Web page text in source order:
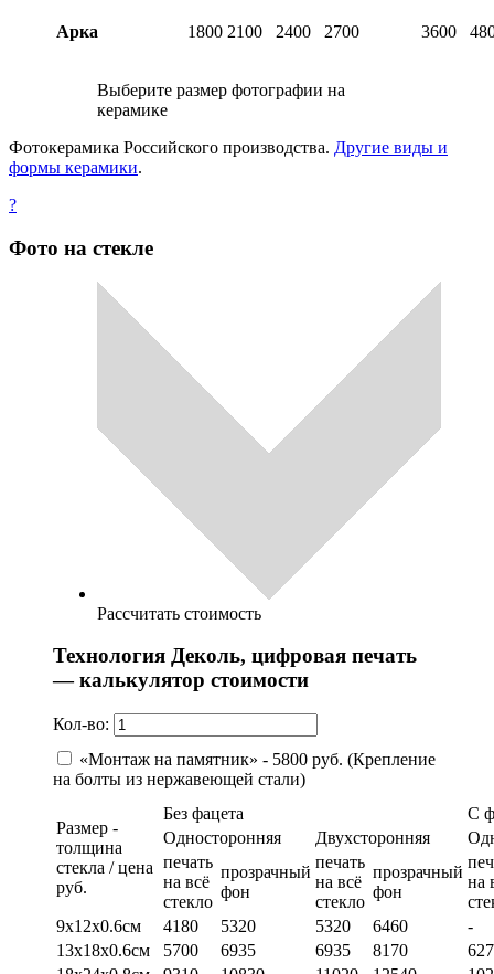
Арка 1800 2100 2400 2700 3600
Выберите размер фотографии на
керамике
Фотокерамика Российского производства. Другие виды и
формы керамики.
?
Фото на стекле
Рассчитать стоимость
Технология Деколь, цифровая печать
— калькулятор стоимости
Кол-во:
«Монтаж на памятник» - 5800 руб. (Крепление
на болты из нержавеющей стали)
Размер -
толщина
стекла / цена
руб.
Без фацета
С
Односторонняя
Двухсторонняя
печать
на всё
стекло
прозрачный
фон
печать
на всё
стекло
прозрачный
фон
на
9х12х0.6см
4180 5320 5320 6460
-
13х18х0.6см
5700 6935 6935 8170